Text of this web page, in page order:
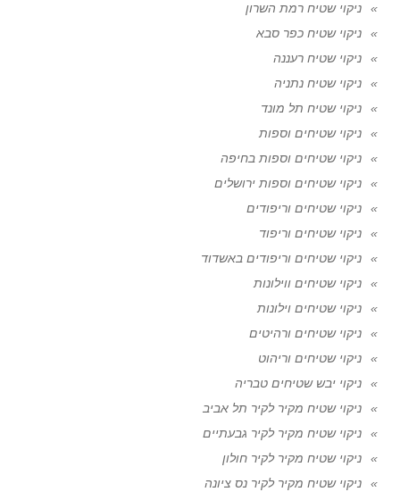
ניקוי שטיח רמת השרון
ניקוי שטיח כפר סבא
ניקוי שטיח רעננה
ניקוי שטיח נתניה
ניקוי שטיח תל מונד
ניקוי שטיחים וספות
ניקוי שטיחים וספות בחיפה
ניקוי שטיחים וספות ירושלים
ניקוי שטיחים וריפודים
ניקוי שטיחים וריפוד
ניקוי שטיחים וריפודים באשדוד
ניקוי שטיחים ווילונות
ניקוי שטיחים וילונות
ניקוי שטיחים ורהיטים
ניקוי שטיחים וריהוט
ניקוי יבש שטיחים טבריה
ניקוי שטיח מקיר לקיר תל אביב
ניקוי שטיח מקיר לקיר גבעתיים
ניקוי שטיח מקיר לקיר חולון
ניקוי שטיח מקיר לקיר נס ציונה